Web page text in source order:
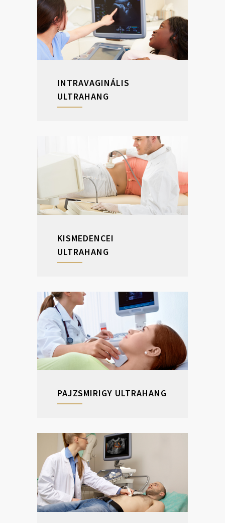
INTRAVAGINÁLIS
ULTRAHANG
KISMEDENCEI
ULTRAHANG
PAJZSMIRIGY ULTRAHANG